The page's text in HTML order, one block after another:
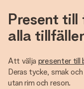
Present
alla
Att välja presenter till
Deras tycke, smak
utan rim och reson.